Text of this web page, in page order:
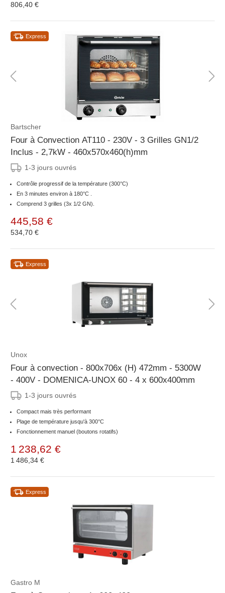
806,40 €
Express
Bartscher
Four à Convection AT110 - 230V - 3 Grilles GN1/2
Inclus - 2,7kW - 460x570x460(h)mm
1-3 jours ouvrés
Contrôle progressif de la température (300°C)
En 3 minutes environ à 180°C .
Comprend 3 grilles (3x 1/2 GN).
445,58 €
534,70 €
Express
Unox
Four à convection - 800x706x (H) 472mm - 5300W
- 400V - DOMENICA-UNOX 60 - 4 x 600x400mm
1-3 jours ouvrés
Compact mais très performant
Plage de température jusqu'à 300°C
Fonctionnement manuel (boutons rotatifs)
1 238,62 €
1 486,34 €
Express
Gastro M